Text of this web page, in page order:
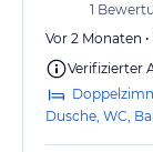
Schön, nicht
besonderes
1
Vor 2 Monaten
Verifizierter
Dusche, WC,